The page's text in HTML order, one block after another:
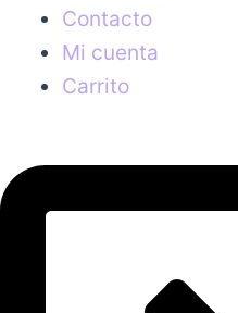
Contacto
Mi cuenta
Carrito